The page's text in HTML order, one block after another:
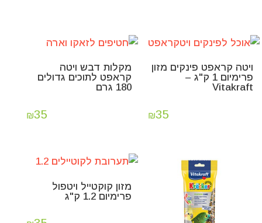
ויטה קראפט פינקים מזון
פרימיום 1 ק"ג –
Vitakraft
₪35
מקלות דבש ויטה
קראפט לתוכים גדולים
180 גרם
₪35
מזון קוקטייל ויטפול
פרימיום 1.2 ק"ג